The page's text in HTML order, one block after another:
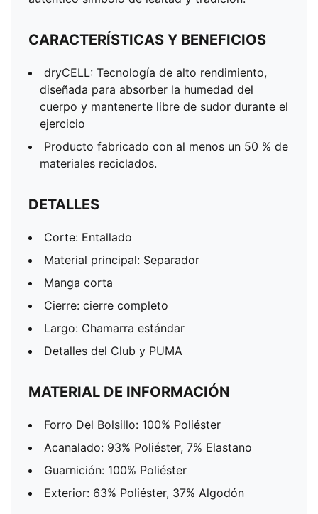
CARACTERÍSTICAS Y BENEFICIOS
dryCELL: Tecnología de alto rendimiento,
diseñada para absorber la humedad del
cuerpo y mantenerte libre de sudor durante el
ejercicio
Producto fabricado con al menos un 50 % de
materiales reciclados.
DETALLES
Corte: Entallado
Material principal: Separador
Manga corta
Cierre: cierre completo
Largo: Chamarra estándar
Detalles del Club y PUMA
MATERIAL DE INFORMACIÓN
Forro Del Bolsillo: 100% Poliéster
Acanalado: 93% Poliéster, 7% Elastano
Guarnición: 100% Poliéster
Exterior: 63% Poliéster, 37% Algodón